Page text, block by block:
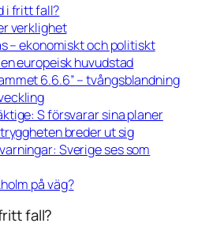
i fritt fall?
verklighet
– ekonomiskt och politiskt
europeisk huvudstad
6.6.6” – tvångsblandning
S försvarar sina planer
breder ut sig
Sverige ses som
på väg?
fall?